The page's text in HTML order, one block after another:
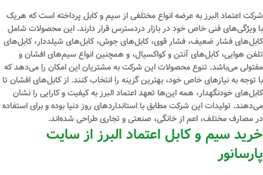
شرکت اعتماد البرز به عرضه انواع مختلفی از سیم و کابل پرداخته است که هریک
با ویژگی‌های فنی خاص خود در بازار دردسترس قرار دارند. این محصولات شامل
کابل‌های فشار ضعیف، فشار قوی، کابل‌های جوش، کابل‌های شیلددار، کابل‌های
تلفن هوایی، کابل‌های آنتن و کواکسیال، و همچنین انواع سیم‌های افشان و
مفتولی می‌باشد. تنوع محصولات این شرکت به مشتریان این امکان را می‌دهد که
با توجه به نیازهای خاص خود، بهترین گزینه را انتخاب کنند. از کابل‌های افشان تا
کابل‌های خودنگهدار، همه این‌ها تعهد اعتماد البرز به کیفیت و کارایی را نشان
می‌دهند. تولیدات این شرکت مطابق با استانداردهای روز دنیا بوده و برای استفاده
در مصارف مختلف، اعم از خانگی، صنعتی و تجاری طراحی شده‌اند.
خرید سیم و کابل اعتماد البرز از سایت
پارسانور